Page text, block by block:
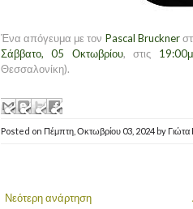
Ένα απόγευμα με τον Pascal Bruckner
Σάββατο, 05 Οκτωβρίου, στις
Θεσσαλονίκη).
Posted on Πέμπτη, Οκτωβρίου 03, 2024 by
Νεότερη ανάρτηση